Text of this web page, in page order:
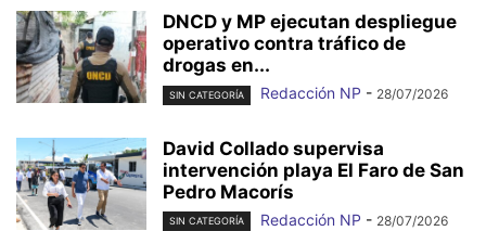
DNCD y MP ejecutan despliegue
operativo contra tráfico de
drogas en...
SIN CATEGORÍA Redacción NP - 28/07/2026
David Collado supervisa
intervención playa El Faro de San
Pedro Macorís
SIN CATEGORÍA Redacción NP - 28/07/2026